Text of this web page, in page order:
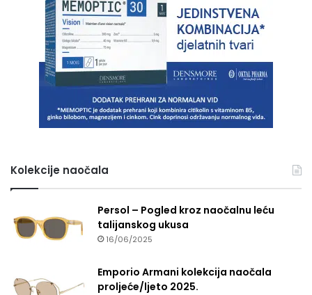
Kolekcije naočala
Persol – Pogled kroz naočalnu leću
talijanskog ukusa
16/06/2025
Emporio Armani kolekcija naočala
proljeće/ljeto 2025.